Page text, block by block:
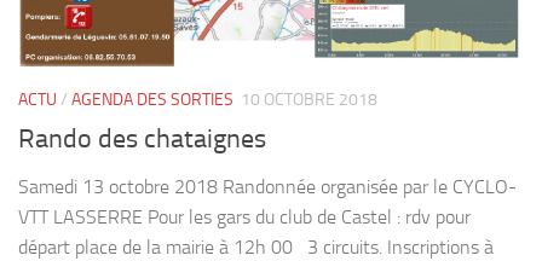
ACTU / AGENDA DES SORTIES 10 OCTOBRE 2018
Rando des chataignes
Samedi 13 octobre 2018 Randonnée organisée par le CYCLO-
VTT LASSERRE Pour les gars du club de Castel : rdv pour
départ place de la mairie à 12h 00 3 circuits. Inscriptions à